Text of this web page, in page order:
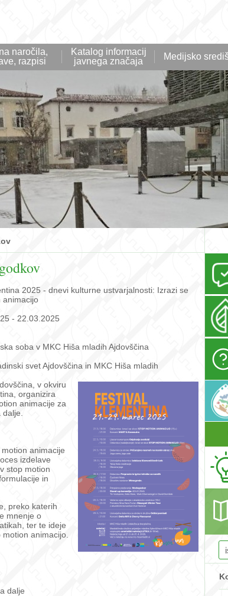
naročila,
razpisi
Katalog informacij
javnega značaja
Medijsko
2025 - dnevi kulturne ustvarjalnosti: Izrazi se
animacijo
- 22.03.2025
soba v MKC Hiša mladih Ajdovščina
svet Ajdovščina in MKC Hiša mladih
v okviru
organizira
animacije za
animacije
izdelave
stop motion
in
preko katerih
mnenje o
ter te ideje
animacijo.
dalje